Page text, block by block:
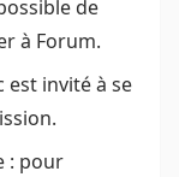
de
à Forum.
est invité à se
: pour